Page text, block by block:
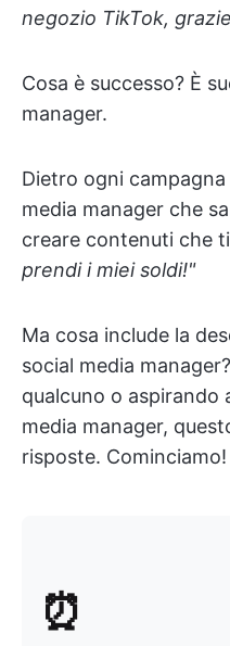
negozio TikTok,
Cosa è successo? È
manager.
Dietro ogni
media manager che
creare contenuti che
prendi i miei soldi!"
Ma cosa include la
social media
qualcuno o aspirando
media manager,
risposte. Cominciamo!
⏰